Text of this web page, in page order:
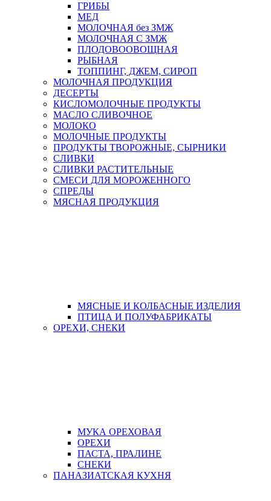
ГРИБЫ
МЕД
МОЛОЧНАЯ без ЗМЖ
МОЛОЧНАЯ С ЗМЖ
ПЛОДОВООВОЩНАЯ
РЫБНАЯ
ТОППИНГ, ДЖЕМ, СИРОП
МОЛОЧНАЯ ПРОДУКЦИЯ
ДЕСЕРТЫ
КИСЛОМОЛОЧНЫЕ ПРОДУКТЫ
МАСЛО СЛИВОЧНОЕ
МОЛОКО
МОЛОЧНЫЕ ПРОДУКТЫ
ПРОДУКТЫ ТВОРОЖНЫЕ, СЫРНИКИ
СЛИВКИ
СЛИВКИ РАСТИТЕЛЬНЫЕ
СМЕСИ ДЛЯ МОРОЖЕННОГО
СПРЕДЫ
МЯСНАЯ ПРОДУКЦИЯ
МЯСНЫЕ И КОЛБАСНЫЕ ИЗДЕЛИЯ
ПТИЦА И ПОЛУФАБРИКАТЫ
ОРЕХИ, СНЕКИ
МУКА ОРЕХОВАЯ
ОРЕХИ
ПАСТА, ПРАЛИНЕ
СНЕКИ
ПАНАЗИАТСКАЯ КУХНЯ